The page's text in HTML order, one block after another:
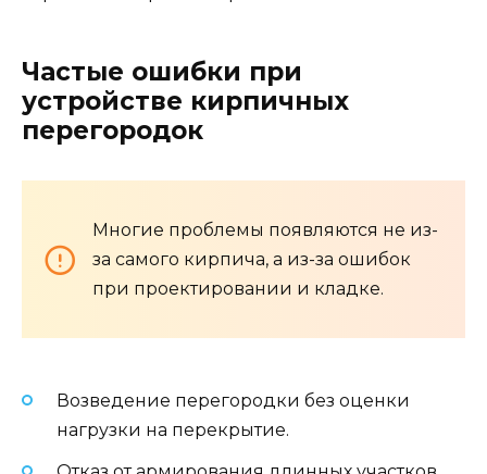
Частые ошибки при
устройстве кирпичных
перегородок
Многие проблемы появляются не из-
за самого кирпича, а из-за ошибок
при проектировании и кладке.
Возведение перегородки без оценки
нагрузки на перекрытие.